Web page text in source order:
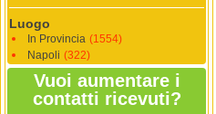
Luogo
In Provincia (1554)
Napoli (322)
Vuoi aumentare i
contatti ricevuti?